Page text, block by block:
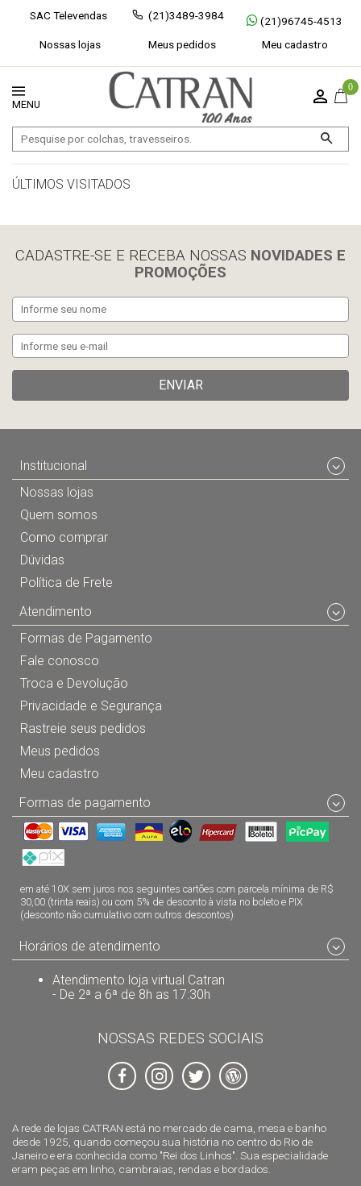
SAC Televendas (21)3489-3984
(21)96745-4513
Nossas lojas
Meus pedidos Meu cadastro
0
Exibir todos Fechar [×]
ÚLTIMOS VISITADOS
CADASTRE-SE E RECEBA NOSSAS NOVIDADES E
PROMOÇÕES
ENVIAR
A rede de lojas CATRAN está no mercado de cama, mesa e banho
desde 1925, quando começou sua história no centro do Rio de
Janeiro e era conhecida como "Rei dos Linhos". Sua especialidade
eram peças em linho, cambraias, rendas e bordados.
Institucional
Nossas lojas
Quem somos
Como comprar
Dúvidas
Política de Frete
Atendimento
Formas de Pagamento
Fale conosco
Troca e Devolução
Privacidade e Segurança
Rastreie seus pedidos
Meus pedidos
Meu cadastro
Formas de pagamento
em até 10X sem juros nos seguintes cartões com parcela mínima de R$
30,00 (trinta reais) ou com 5% de desconto à vista no boleto e PIX
(desconto não cumulativo com outros descontos)
Horários de atendimento
Atendimento loja virtual Catran
- De 2ª a 6ª de 8h as 17:30h
NOSSAS REDES SOCIAIS